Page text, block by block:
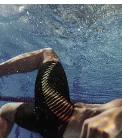
natación para niños y niñas,
complementos como gafas y
de que lo encontrarás en